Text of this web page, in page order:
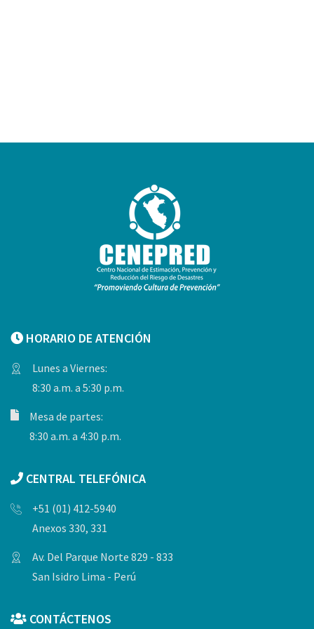
HORARIO DE ATENCIÓN
Lunes a Viernes:
8:30 a.m. a 5:30 p.m.
Mesa de partes:
8:30 a.m. a 4:30 p.m.
CENTRAL TELEFÓNICA
+51 (01) 412-5940
Anexos 330, 331
Av. Del Parque Norte 829 - 833
San Isidro Lima - Perú
CONTÁCTENOS